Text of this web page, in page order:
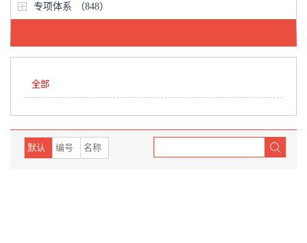
专项体系 （848）
全部
默认 编号 名称